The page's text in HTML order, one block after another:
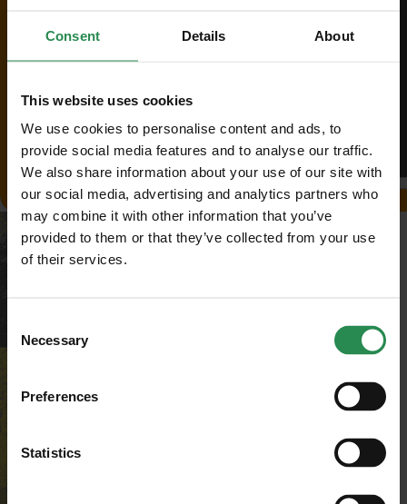
Consent Details About
This website uses cookies
We use cookies to personalise content and ads, to
provide social media features and to analyse our traffic.
We also share information about your use of our site with
our social media, advertising and analytics partners who
may combine it with other information that you’ve
provided to them or that they’ve collected from your use
of their services.
Selection
Necessary
Preferences
Statistics
Unisciti al mondo MadeHSE
obblighi, modifiche, prescrizioni in ambito tecnico